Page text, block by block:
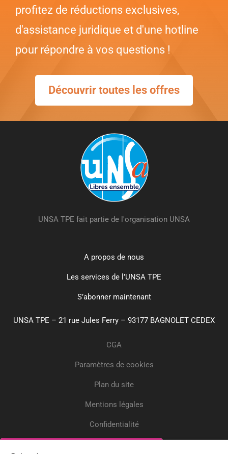
profitez de réductions exclusives,
d'assistance juridique et d'une hotline
pour répondre à vos questions !
Découvrir toutes les offres
UNSA TPE fait partie de l'organisation UNSA
A propos de nous
Les services de l’UNSA TPE
S’abonner maintenant
UNSA TPE – 21 rue Jules Ferry – 93177 BAGNOLET CEDEX
CGA
Paramètres de cookies
Plan du site
Mentions légales
Confidentialité